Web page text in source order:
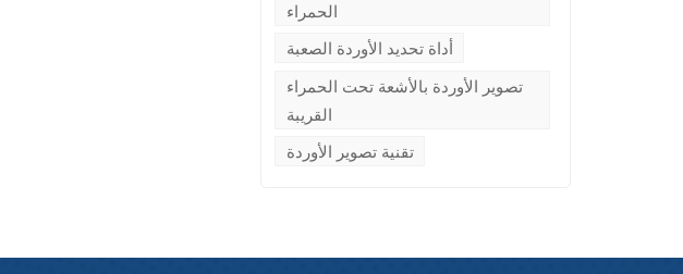
الحمراء
أداة تحديد الأوردة الصعبة
تصوير الأوردة بالأشعة تحت الحمراء
القريبة
تقنية تصوير الأوردة